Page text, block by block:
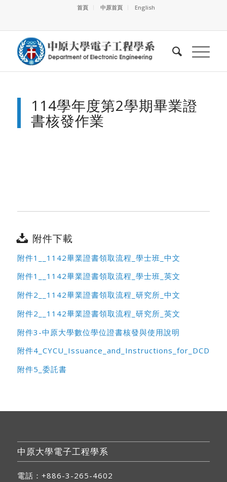
首頁 中原首頁 English
114學年度第2學期畢業證
書核發作業
附件下載
附件1__1142畢業證書領取流程_學士班_中文
附件1__1142畢業證書領取流程_學士班_英文
附件2__1142畢業證書領取流程_研究所_中文
附件2__1142畢業證書領取流程_研究所_英文
附件3-中原大學數位學位證書核發與使用說明
附件4_CYCU_Issuance_and_Instructions_for_ DCD
附件5_委託書
中原大學電子工程學系
電話：+886-3-265-4602